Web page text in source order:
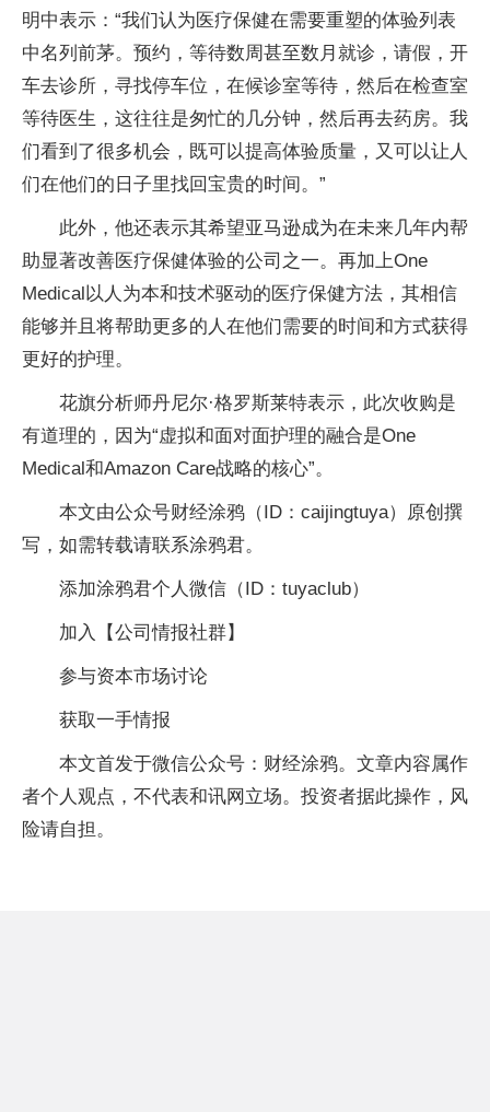
明中表示：“我们认为医疗保健在需要重塑的体验列表
中名列前茅。预约，等待数周甚至数月就诊，请假，开
车去诊所，寻找停车位，在候诊室等待，然后在检查室
等待医生，这往往是匆忙的几分钟，然后再去药房。我
们看到了很多机会，既可以提高体验质量，又可以让人
们在他们的日子里找回宝贵的时间。”
此外，他还表示其希望亚马逊成为在未来几年内帮
助显著改善医疗保健体验的公司之一。再加上One
Medical以人为本和技术驱动的医疗保健方法，其相信
能够并且将帮助更多的人在他们需要的时间和方式获得
更好的护理。
花旗分析师丹尼尔·格罗斯莱特表示，此次收购是
有道理的，因为“虚拟和面对面护理的融合是One
Medical和Amazon Care战略的核心”。
本文由公众号财经涂鸦（ID：caijingtuya）原创撰
写，如需转载请联系涂鸦君。
添加涂鸦君个人微信（ID：tuyaclub）
加入【公司情报社群】
参与资本市场讨论
获取一手情报
本文首发于微信公众号：财经涂鸦。文章内容属作
者个人观点，不代表和讯网立场。投资者据此操作，风
险请自担。